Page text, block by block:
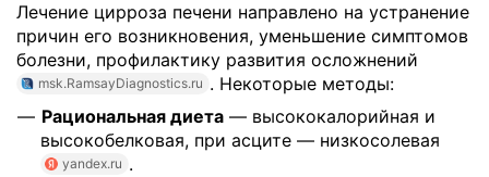
Лечение цирроза печени направлено на устранение
причин его возникновения, уменьшение симптомов
болезни, профилактику развития осложнений
msk.RamsayDiagnostics.ru . Некоторые методы:
Рациональная диета — высококалорийная и
высокобелковая, при асците — низкосолевая
yandex.ru .